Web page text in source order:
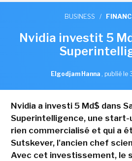
BUSINESS /
Nvidia investit 5
Elgodjam Hanna , publié le
Nvidia a investi 5 Md$ dans
Superintelligence, une start-
rien commercialisé et qui a
Sutskever, l'ancien chef
Avec cet investissement, le